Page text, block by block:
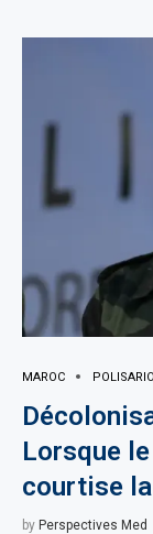
MAROC POLISARIO
Lorsque
courtise
by Perspectives Med